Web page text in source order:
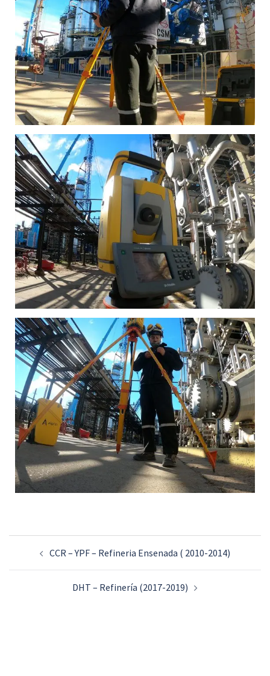
CCR – YPF – Refineria Ensenada ( 2010-2014)
DHT – Refinería (2017-2019)